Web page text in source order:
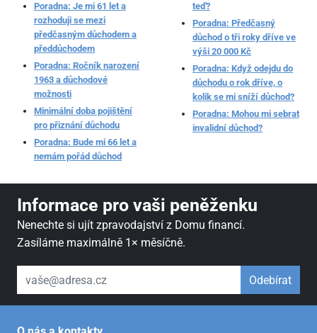
Poradna: Je mi 61 let a
rozhoduji se mezi
předčasným důchodem a
předdůchodem
Poradna: Ročník narození
1963 a důchodové
možnosti
Minimální doba pojištění
pro přiznání důchodu
Poradna: Bude mi 66 let a
nemám pořád důchod
teď?
Poradna: Předčasný
důchod o tři roky dříve ve
výši 20 000 Kč
Poradna: Když odejdu do
důchodu o rok dříve, o
kolik se mi sníží důchod?
Poradna: Mohou mi sebrat
invalidní důchod?
Informace pro vaši peněženku
Nenechte si ujít zpravodajství z Domu financí.
Zasíláme maximálně 1× měsíčně.
váš email Odebírat